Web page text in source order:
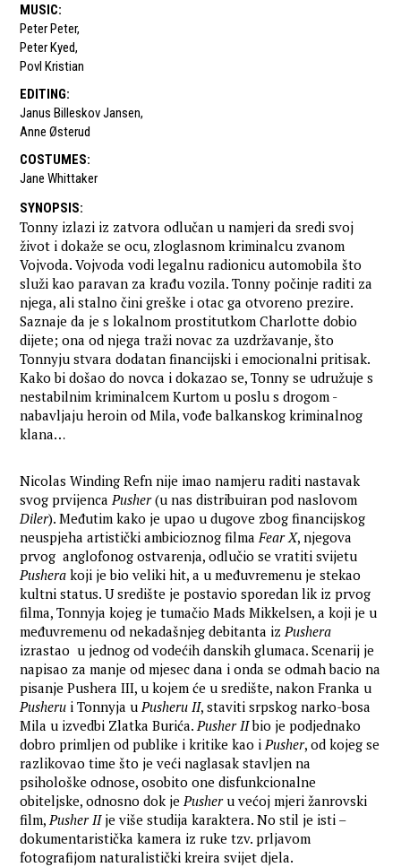
MUSIC:
Peter Peter,
Peter Kyed,
Povl Kristian
EDITING:
Janus Billeskov Jansen,
Anne Østerud
COSTUMES:
Jane Whittaker
SYNOPSIS:
Tonny izlazi iz zatvora odlučan u namjeri da sredi svoj
život i dokaže se ocu, zloglasnom kriminalcu zvanom
Vojvoda. Vojvoda vodi legalnu radionicu automobila što
služi kao paravan za krađu vozila. Tonny počinje raditi za
njega, ali stalno čini greške i otac ga otvoreno prezire.
Saznaje da je s lokalnom prostitutkom Charlotte dobio
dijete; ona od njega traži novac za uzdržavanje, što
Tonnyju stvara dodatan financijski i emocionalni pritisak.
Kako bi došao do novca i dokazao se, Tonny se udružuje s
nestabilnim kriminalcem Kurtom u poslu s drogom -
nabavljaju heroin od Mila, vođe balkanskog kriminalnog
klana…
Nicolas Winding Refn nije imao namjeru raditi nastavak
svog prvijenca Pusher(u nas distribuiran pod naslovom
Diler). Međutim kako je upao u dugove zbog financijskog
neuspjeha artistički ambicioznog filma Fear X, njegova
prvog anglofonog ostvarenja, odlučio se vratiti svijetu
Pushera koji je bio veliki hit, a u međuvremenu je stekao
kultni status. U središte je postavio sporedan lik iz prvog
filma, Tonnyja kojeg je tumačio Mads Mikkelsen, a koji je u
međuvremenu od nekadašnjeg debitanta iz Pushera
izrastao u jednog od vodećih danskih glumaca. Scenarij je
napisao za manje od mjesec dana i onda se odmah bacio na
pisanje Pushera III, u kojem će u središte, nakon Franka u
Pusheru i Tonnyja u Pusheru II, staviti srpskog narko-bosa
Mila u izvedbi Zlatka Burića. Pusher IIbio je podjednako
dobro primljen od publike i kritike kao i Pusher, od kojeg se
razlikovao time što je veći naglasak stavljen na
psihološke odnose, osobito one disfunkcionalne
obiteljske, odnosno dok je Pusheru većoj mjeri žanrovski
film, Pusher IIje više studija karaktera. No stil je isti –
dokumentaristička kamera iz ruke tzv. prljavom
fotografijom naturalistički kreira svijet djela.